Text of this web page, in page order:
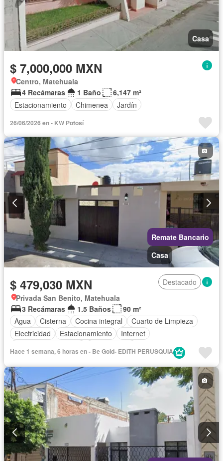
Casa
$ 7,000,000 MXN
Centro, Matehuala
4 Recámaras
1 Baño
6,147 m²
Estacionamiento
Chimenea Jardín
26/06/2026 en - KW Potosí
Remate Bancario
Casa
$ 479,030 MXN
Destacado
Privada San Benito, Matehuala
3 Recámaras
1.5 Baños
90 m²
Agua
Cisterna Cocina integral
Cuarto de Limpieza
Electricidad
Estacionamiento
Internet
Hace 1 semana, 6 horas en - Be Gold- EDITH PERUSQUIA